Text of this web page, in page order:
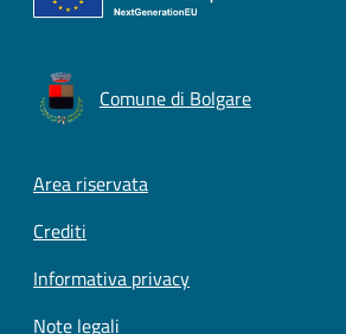
Comune di Bolgare
Footer menu
Area riservata
Crediti
Informativa privacy
Note legali